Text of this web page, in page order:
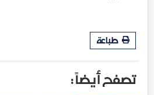
طباعة
تصفح أيضاً :